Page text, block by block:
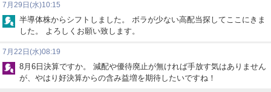
7月29日(水)10:15
半導体株からシフトしました。 ボラが少ない高配当探してここにきま
した。 よろしくお願い致します。
7月22日(水)08:19
8月6日決算ですか。 減配や優待廃止が無ければ手放す気はありません
が、やはり好決算からの含み益増を期待したいですね！